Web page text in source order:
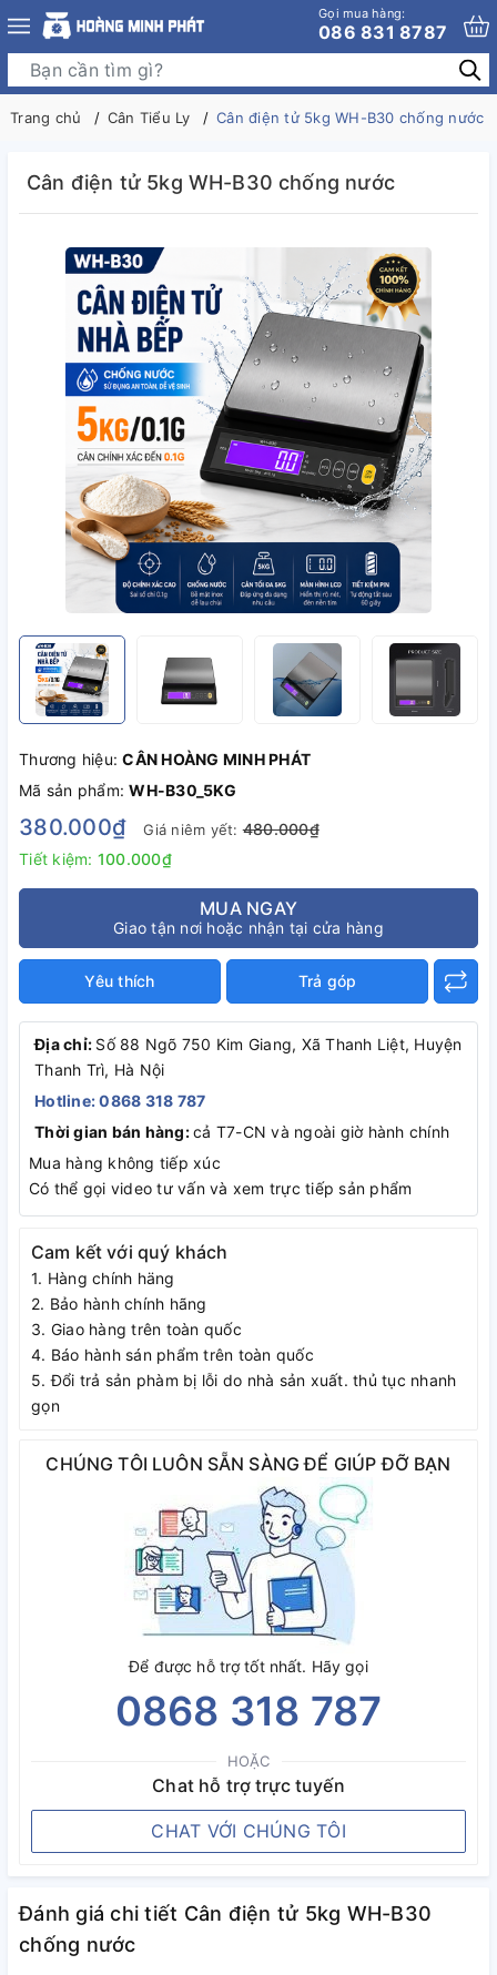
Gọi mua hàng:
086 831 8787
Trang chủ Cân Tiểu Ly Cân điện tử 5kg WH-B30 chống nước
Cân điện tử 5kg WH-B30 chống nước
Thương hiệu:CÂN HOÀNG MINH PHÁT
Mã sản phẩm:WH-B30_5KG
380.000₫ Giá niêm yết:480.000₫
Tiết kiệm: 100.000₫
MUA NGAY
Giao tận nơi hoặc nhận tại cửa hàng
Yêu thích Trả góp
Địa chỉ: Số 88 Ngõ 750 Kim Giang, Xã Thanh Liệt, Huyện
Thanh Trì, Hà Nội
Hotline: 0868 318 787
Thời gian bán hàng:cả T7-CN và ngoài giờ hành chính
Mua hàng không tiếp xúc
Có thể gọi video tư vấn và xem trực tiếp sản phẩm
Cam kết với quý khách
1. Hàng chính häng
2. Bảo hành chính hãng
3. Giao hàng trên toàn quốc
4. Báo hành sán phẩm trên toàn quốc
5. Đổi trả sản phàm bị lỗi do nhà sản xuất. thủ tục nhanh
gọn
CHÚNG TÔI LUÔN SẴN SÀNG ĐỂ GIÚP ĐỠ BẠN
Để được hỗ trợ tốt nhất. Hãy gọi
0868 318 787
HOẶC
Chat hỗ trợ trực tuyến
CHAT VỚI CHÚNG TÔI
Đánh giá chi tiết Cân điện tử 5kg WH-B30
chống nước